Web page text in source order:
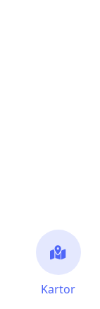
Kartor